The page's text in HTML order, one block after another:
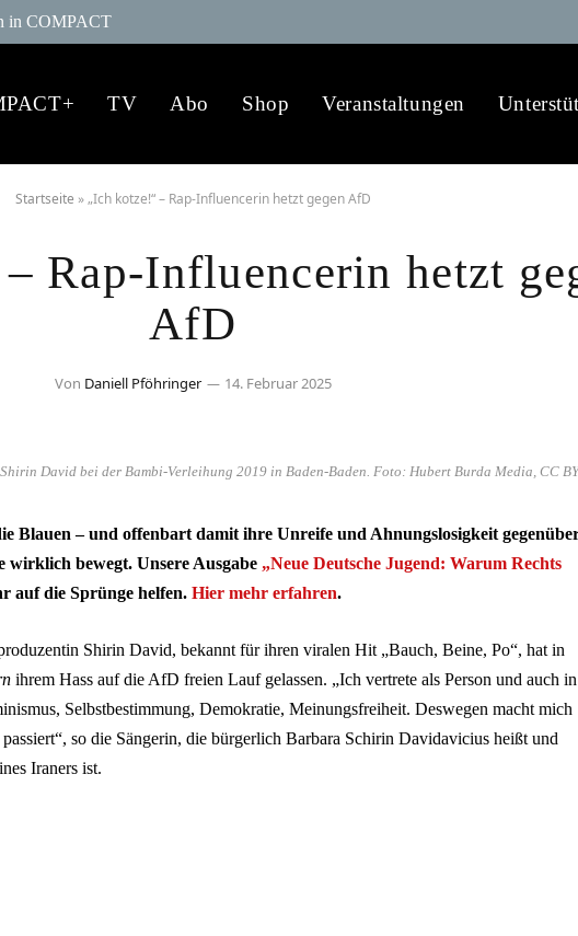
in COMPACT
TV Abo Shop Veranstaltungen
Startseite »„Ich kotze!“ – Rap-Influencerin hetzt gegen AfD
Rap-Influencerin hetzt
AfD
Von Daniell Pföhringer 14. Februar 2025
David bei der Bambi-Verleihung 2019 in Baden-Baden. Foto: Hubert Burda Media, CC
Blauen – und offenbart damit ihre Unreife und Ahnungslosigkeit
wirklich bewegt. Unsere Ausgabe „Neue Deutsche Jugend: Warum Rechts
auf die Sprünge helfen. Hier mehr erfahren.
Shirin David, bekannt für ihren viralen Hit „Bauch, Beine, Po“, hat in
ihrem Hass auf die AfD freien Lauf gelassen. „Ich vertrete als Person und auch in
Selbstbestimmung, Demokratie, Meinungsfreiheit. Deswegen macht mich
passiert“, so die Sängerin, die bürgerlich Barbara Schirin Davidavicius heißt und
Iraners ist.